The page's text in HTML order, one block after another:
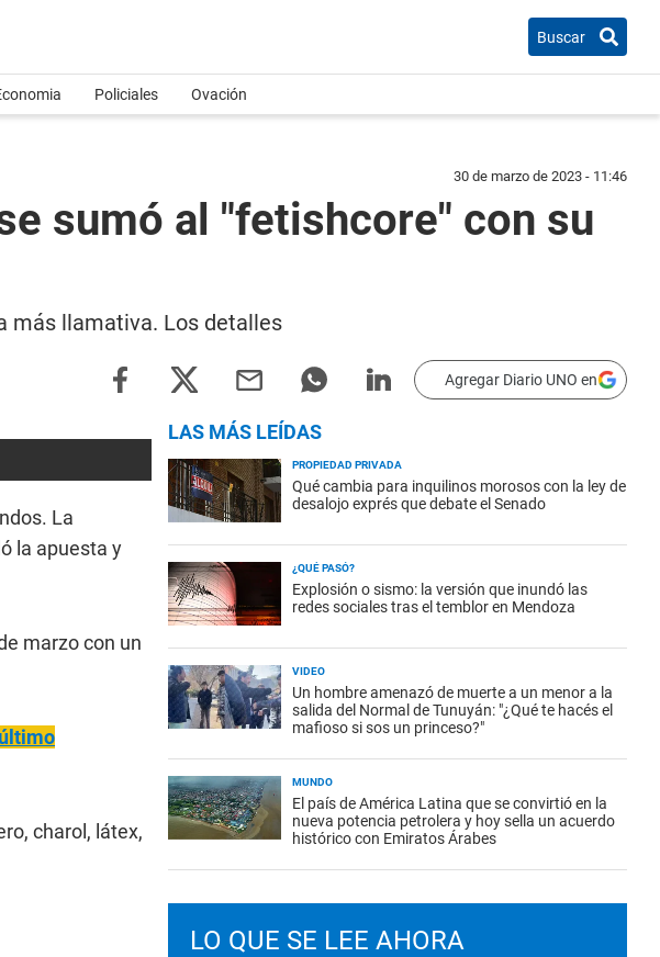
Buscar
Policiales Ovación
30 de marzo de 2023 - 11:46
sumó al "fetishcore" con su
más llamativa. Los detalles
Agregar Diario UNO en
La
la apuesta y
marzo con un
charol, látex,
LAS MÁS LEÍDAS
PROPIEDAD PRIVADA
Qué cambia para inquilinos morosos con la ley de
desalojo exprés que debate el Senado
¿QUÉ PASÓ?
Explosión o sismo: la versión que inundó las
redes sociales tras el temblor en Mendoza
VIDEO
Un hombre amenazó de muerte a un menor a la
salida del Normal de Tunuyán: "¿Qué te hacés el
mafioso si sos un princeso?"
MUNDO
El país de América Latina que se convirtió en la
nueva potencia petrolera y hoy sella un acuerdo
histórico con Emiratos Árabes
LO QUE SE LEE AHORA